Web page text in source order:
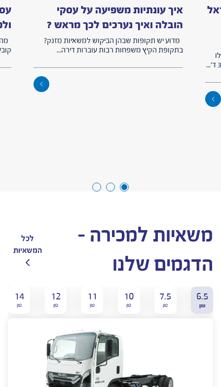
איך עונתיות משפיעה על עסקי
הובלה ואיך נערכים לכך מראש ?
מדוע יש תקופות שבהן הביקוש למשאיות מזנק?
בתקופת הקיץ משפחות רבות עוברות דירה...
משאיות למכירה -
הדגמים שלנו
לכל
המשאיות
6.5
טון
7.5
טון
10
טון
11
טון
12
טון
14
טון